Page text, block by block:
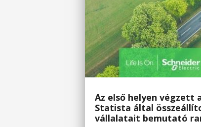
Az első helyen végzett
Statista által
vállalatait bemutató